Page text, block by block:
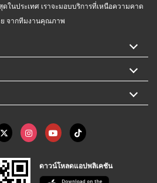
ในประเทศ เราจะมอบบริการที่เหนือความคาด
จากทีมงานคุณภาพ
ดาวน์โหลดแอปพลิเคชัน